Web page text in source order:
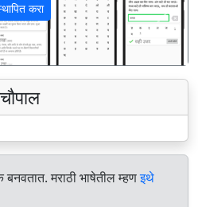
करा
अगला
चौपाल
मराठी भाषेतील म्हणइथे